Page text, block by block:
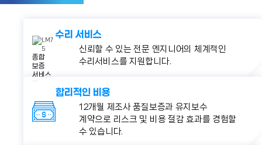
수리 서비스
신뢰할 수 있는 전문 엔지니어의 체계적인
수리서비스를 지원합니다.
합리적인 비용
12개월 제조사 품질보증과 유지보수
계약으로 리스크 및 비용 절감 효과를 경험할
수 있습니다.